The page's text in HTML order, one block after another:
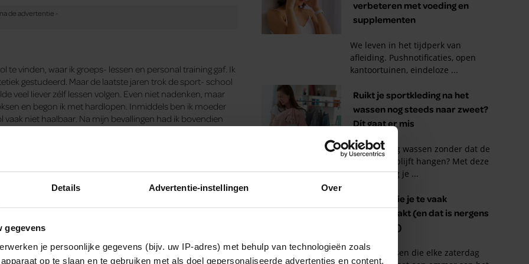
Details Advertentie-instellingen Over
gegevens
je persoonlijke gegevens (bijv. uw IP-adres) met behulp van technologieën zoals
op te slaan en te gebruiken met als doel gepersonaliseerde advertenties en content,
te vinden, waar ik groeps- lessen en personal training gaf. Ik
gestudeerd. Maar de laatste jaren trok de sport- school
veel liever zélf lessen volgen. Even niet nadenken, maar
en begon ik met hardlopen. Inmiddels ben ik moeder
niet haalbaar. Na mijn bevallingen had ik bovendien
mijn gezin wilde zijn. Thuis trainen was daarom ideaal.
outs van tien minuten. Op Instagram volg ik een
en merkte ik dat ik ’s ochtends stram wakker werd.
outs, gewoon thuis in mijn chillpak. Daarnaast heb ik
work-outs voor beginners en voedingsadvies. Het is
te motiveren om thuis meer te bewegen.”